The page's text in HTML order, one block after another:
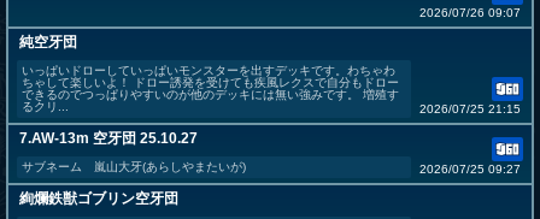
2026/07/26 09:07
純空牙団
いっぱいドローしていっぱいモンスターを出すデッキです。わちゃわ
ちゃして楽しいよ！ ドロー誘発を受けても疾風レクスで自分もドロー
できるのでつっぱりやすいのが他のデッキには無い強みです。 増殖す
るクリ...
2026/07/25 21:15
7.AW-13m 空牙団 25.10.27
サブネーム 嵐山大牙(あらしやまたいが) 2026/07/25 09:27
絢爛鉄獣ゴブリン空牙団